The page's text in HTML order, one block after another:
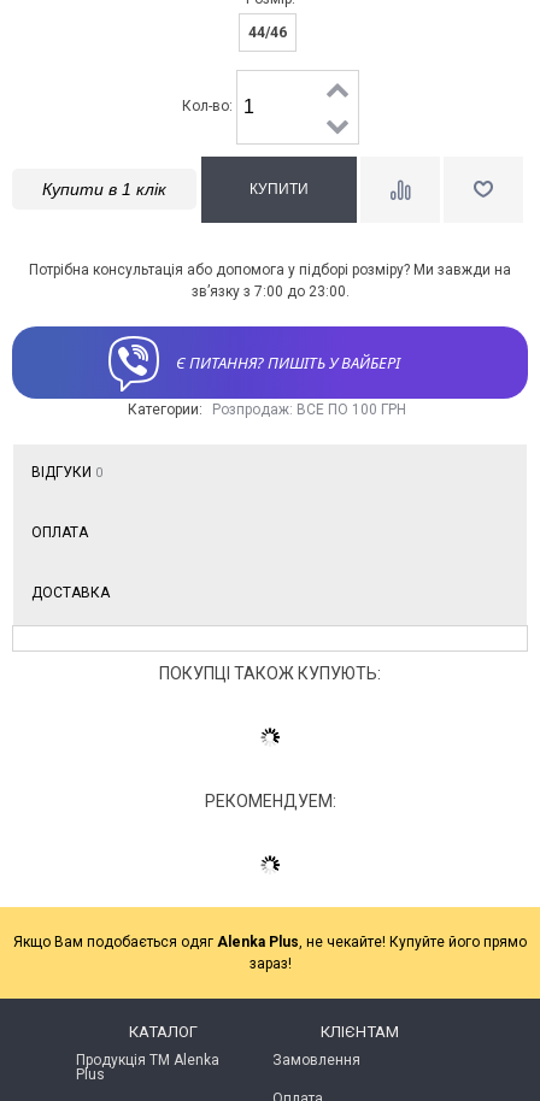
44/46
Кол-во:
Купити в 1 клік
Потрібна консультація або допомога у підборі розміру? Ми завжди на
зв’язку з 7:00 до 23:00.
Є ПИТАННЯ? ПИШІТЬ У ВАЙБЕРІ
Категории: Розпродаж: ВСЕ ПО 100 ГРН
ВІДГУКИ 0
ОПЛАТА
ДОСТАВКА
ПОКУПЦІ ТАКОЖ КУПУЮТЬ:
РЕКОМЕНДУЕМ:
Якщо Вам подобається одяг Alenka Plus , не чекайте! Купуйте його прямо
зараз!
КАТАЛОГ
Продукція ТМ Alenka
Plus
КЛІЄНТАМ
Замовлення